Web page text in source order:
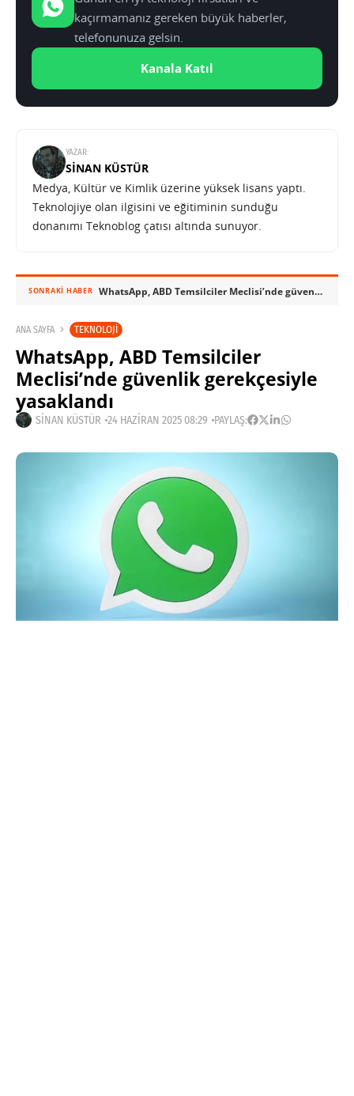
kaçırmamanız gereken büyük haberler,
telefonunuza gelsin.
Kanala Katıl
YAZAR:
SINAN KÜSTÜR
Medya, Kültür ve Kimlik üzerine yüksek lisans yaptı.
Teknolojiye olan ilgisini ve eğitiminin sunduğu
donanımı Teknoblog çatısı altında sunuyor.
SONRAKI HABER WhatsApp, ABD Temsilciler Meclisi’nde güvenlik gerekçesiyle yasaklandı
ANA SAYFA TEKNOLOJI
WhatsApp, ABD Temsilciler
Meclisi’nde güvenlik gerekçesiyle
yasaklandı
SINAN KÜSTÜR 24 HAZIRAN 2025 08:29 PAYLAŞ: